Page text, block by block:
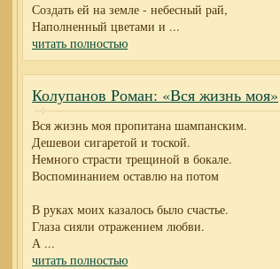
Создать ей на земле - небесный рай,
Наполненный цветами и ...
читать полностью
Колупанов Роман: «Вся жизнь моя»
Вся жизнь моя пропитана шампанским.
Дешевои сигаретой и тоской.
Немного страсти трещиной в бокале.
Воспоминанием оставлю на потом
В руках моих казалось было счастье.
Глаза сияли отражением любви.
А ...
читать полностью